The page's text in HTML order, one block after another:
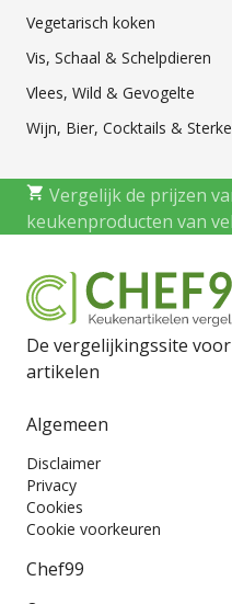
Vegetarisch koken
Vis, Schaal & Schelpdieren
Vlees, Wild & Gevogelte
Wijn, Bier, Cocktails &
Vergelijk de prijzen
keukenproducten van
De vergelijkingssite
artikelen
Algemeen
Disclaimer
Privacy
Cookies
Cookie voorkeuren
Chef99